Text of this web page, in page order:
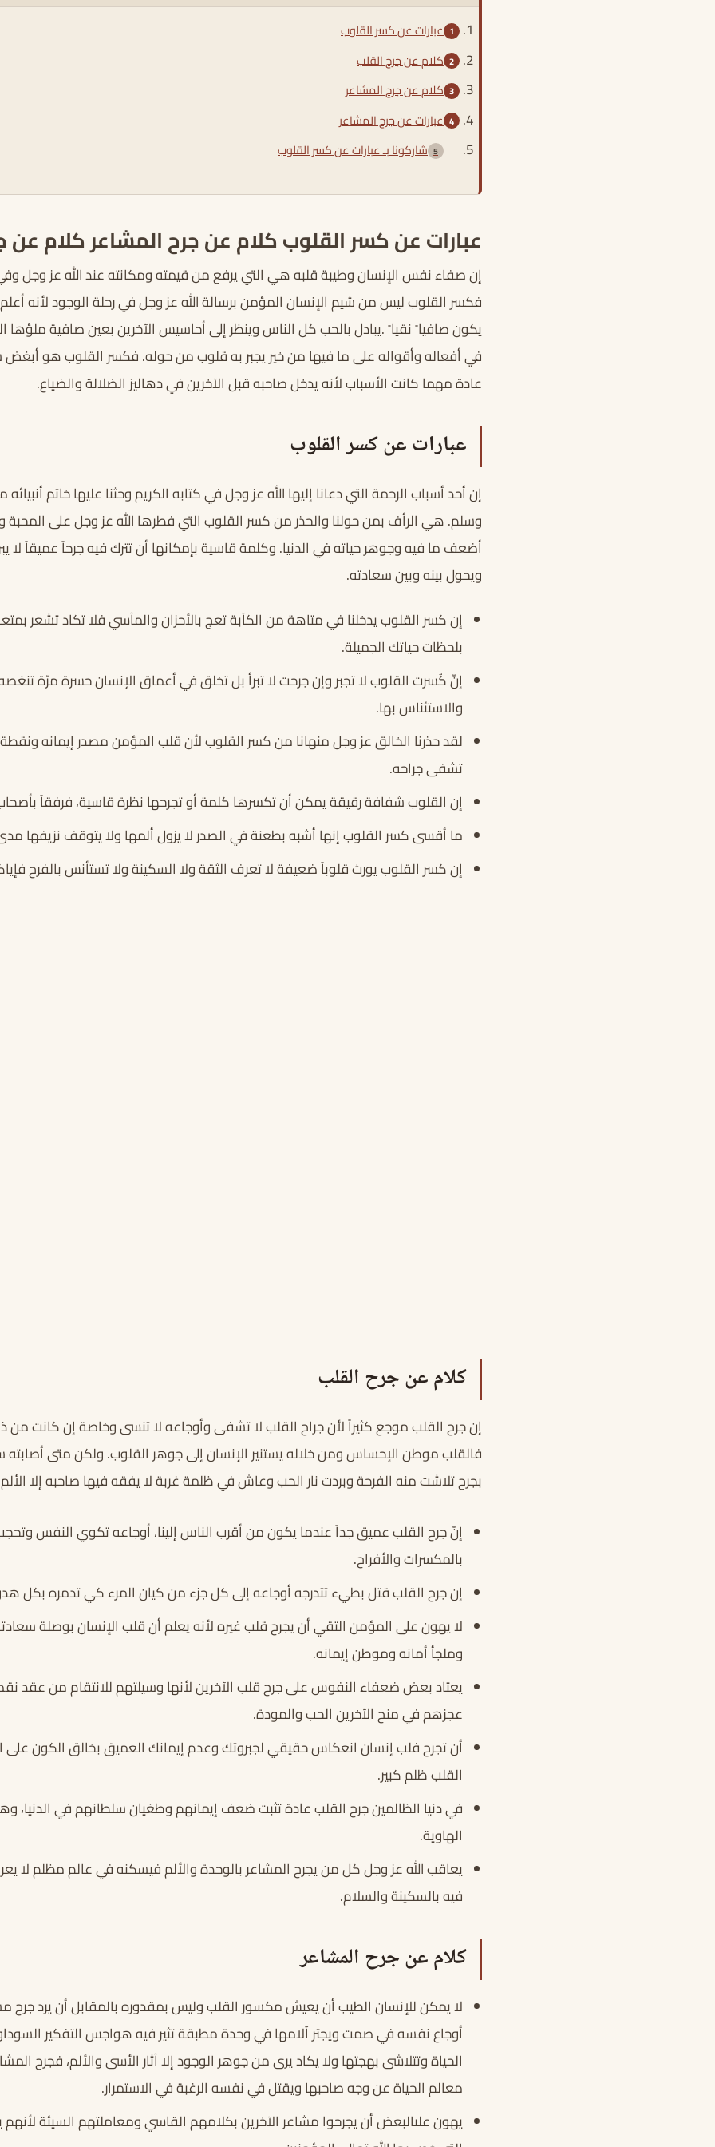
عبارات عن كسر القلوب
كلام عن جرح القلب
كلام عن جرح المشاعر
عبارات عن جرح المشاعر
شاركونا بـ عبارات عن كسر القلوب
عبارات عن كسر القلوب كلام عن جرح المشاعر كلام عن
إن صفاء نفس الإنسان وطيبة قلبه هي التي يرفع من قيمته ومكانته عند الله عز وجل
فكسر القلوب ليس من شيم الإنسان المؤمن برسالة الله عز وجل في رحلة الوجود لأنه أعلم
يكون صافيا ً نقيا ً .يبادل بالحب كل الناس وينظر إلى أحاسيس الآخرين بعين صافية ملؤها
في أفعاله وأقواله على ما فيها من خير يجبر به قلوب من حوله. فكسر القلوب هو أبغض
عادة مهما كانت الأسباب لأنه يدخل صاحبه قبل الآخرين في دهاليز الضلالة والضياع.
عبارات عن كسر القلوب
إن أحد أسباب الرحمة التي دعانا إليها الله عز وجل في كتابه الكريم وحثنا عليها خاتم
وسلم. هي الرأف بمن حولنا والحذر من كسر القلوب التي فطرها الله عز وجل على المحبة
أضعف ما فيه وجوهر حياته في الدنيا. وكلمة قاسية بإمكانها أن تترك فيه جرحاً عميقاً لا
ويحول بينه وبين سعادته.
إن كسر القلوب يدخلنا في متاهة من الكآبة تعج بالأحزان والمآسي فلا تكاد تشعر
بلحظات حياتك الجميلة.
إنّ كُسرت القلوب لا تجبر وإن جرحت لا تبرأ بل تخلق في أعماق الإنسان حسرة مرّة
والاستئناس بها.
لقد حذرنا الخالق عز وجل منهانا من كسر القلوب لأن قلب المؤمن مصدر إيمانه
تشفى جراحه.
إن القلوب شفافة رقيقة يمكن أن تكسرها كلمة أو تجرحها نظرة قاسية، فرفقاً
ما أقسى كسر القلوب إنها أشبه بطعنة في الصدر لا يزول ألمها ولا يتوقف نزيفها
إن كسر القلوب يورث قلوباً ضعيفة لا تعرف الثقة ولا السكينة ولا تستأنس بالفرح
كلام عن جرح القلب
إن جرح القلب موجع كثيراً لأن جراح القلب لا تشفى وأوجاعه لا تنسى وخاصة إن كانت من
فالقلب موطن الإحساس ومن خلاله يستنير الإنسان إلى جوهر القلوب. ولكن متى أصابته
بجرح تلاشت منه الفرحة وبردت نار الحب وعاش في ظلمة غربة لا يفقه فيها صاحبه إلا
إنّ جرح القلب عميق جداً عندما يكون من أقرب الناس إلينا، أوجاعه تكوي النفس
بالمكسرات والأفراح.
إن جرح القلب قتل بطيء تتدرجه أوجاعه إلى كل جزء من كيان المرء كي تدمره بكل
لا يهون على المؤمن التقي أن يجرح قلب غيره لأنه يعلم أن قلب الإنسان بوصلة
وملجأ أمانه وموطن إيمانه.
يعتاد بعض ضعفاء النفوس على جرح قلب الآخرين لأنها وسيلتهم للانتقام من عقد
عجزهم في منح الآخرين الحب والمودة.
أن تجرح فلب إنسان انعكاس حقيقي لجبروتك وعدم إيمانك العميق بخالق الكون على
القلب ظلم كبير.
في دنيا الظالمين جرح القلب عادة تثبت ضعف إيمانهم وطغيان سلطانهم في الدنيا،
الهاوية.
يعاقب الله عز وجل كل من يجرح المشاعر بالوحدة والألم فيسكنه في عالم مظلم لا
فيه بالسكينة والسلام.
كلام عن جرح المشاعر
لا يمكن للإنسان الطيب أن يعيش مكسور القلب وليس بمقدوره بالمقابل أن يرد جرح
أوجاع نفسه في صمت ويجتر آلامها في وحدة مطبقة تثير فيه هواجس التفكير
الحياة وتتلاشى بهجتها ولا يكاد يرى من جوهر الوجود إلا آثار الأسى والألم، فجرح
معالم الحياة عن وجه صاحبها ويقتل في نفسه الرغبة في الاستمرار.
يهون علىالبعض أن يجرحوا مشاعر الآخرين بكلامهم القاسي ومعاملتهم السيئة لأنهم